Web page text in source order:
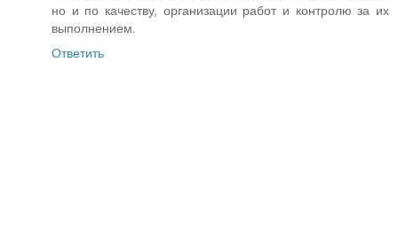
но и по качеству, организации работ и контролю за их
выполнением.
Ответить